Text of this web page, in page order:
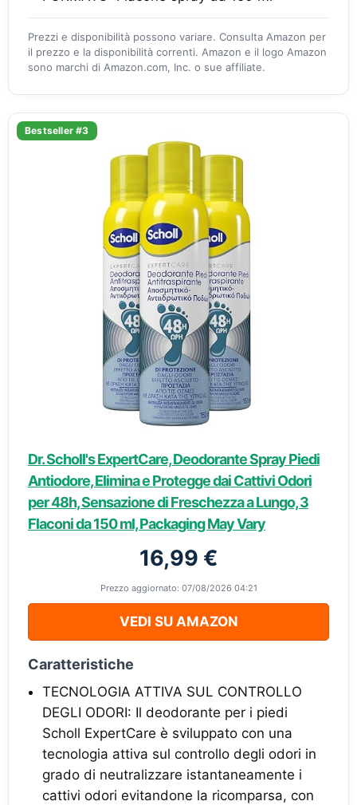
Prezzi e disponibilità possono variare. Consulta Amazon per
il prezzo e la disponibilità correnti. Amazon e il logo Amazon
sono marchi di Amazon.com, Inc. o sue affiliate.
Bestseller #3
Dr. Scholl's ExpertCare, Deodorante Spray Piedi
Antiodore, Elimina e Protegge dai Cattivi Odori
per 48h, Sensazione di Freschezza a Lungo, 3
Flaconi da 150 ml, Packaging May Vary
16,99 €
Prezzo aggiornato: 07/08/2026 04:21
VEDI SU AMAZON
Caratteristiche
TECNOLOGIA ATTIVA SUL CONTROLLO
DEGLI ODORI: Il deodorante per i piedi
Scholl ExpertCare è sviluppato con una
tecnologia attiva sul controllo degli odori in
grado di neutralizzare istantaneamente i
cattivi odori evitandone la ricomparsa, con